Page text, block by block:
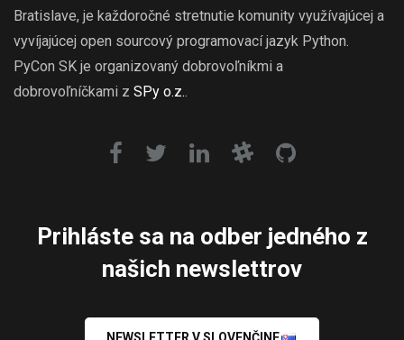
Bratislave, je každoročné stretnutie komunity využívajúcej a
vyvíjajúcej open sourcový programovací jazyk Python.
PyCon SK je organizovaný dobrovoľníkmi a
dobrovoľníčkami z SPy o.z.
Prihláste sa na odber jedného z
našich newslettrov